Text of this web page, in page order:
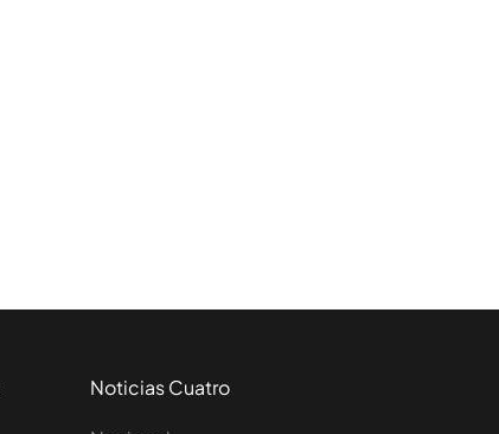
Noticias Cuatro